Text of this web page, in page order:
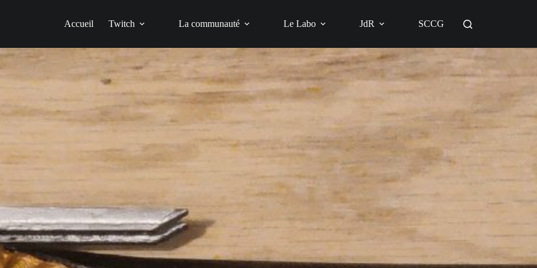
Accueil Twitch La communauté Le Labo JdR SCCG